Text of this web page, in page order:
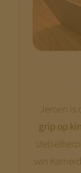
Jeroen is
grip op
van